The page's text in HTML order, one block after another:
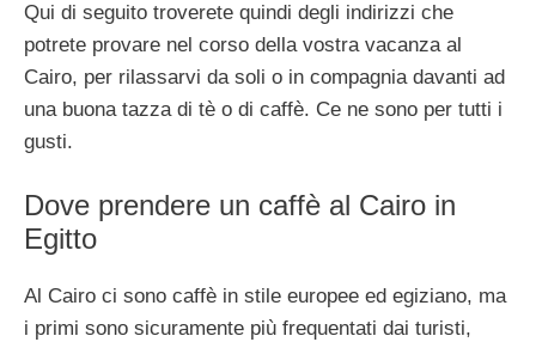
Qui di seguito troverete quindi degli indirizzi che
potrete provare nel corso della vostra vacanza al
Cairo, per rilassarvi da soli o in compagnia davanti ad
una buona tazza di tè o di caffè. Ce ne sono per tutti i
gusti.
Dove prendere un caffè al Cairo in
Egitto
Al Cairo ci sono caffè in stile europee ed egiziano, ma
i primi sono sicuramente più frequentati dai turisti,